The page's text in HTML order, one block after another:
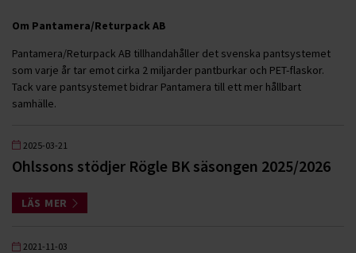
Om Pantamera/Returpack AB
Pantamera/Returpack AB tillhandahåller det svenska pantsystemet
som varje år tar emot cirka 2 miljarder pantburkar och PET-flaskor.
Tack vare pantsystemet bidrar Pantamera till ett mer hållbart
samhälle.
2025-03-21
Ohlssons stödjer Rögle BK säsongen 2025/2026
LÄS MER
2021-11-03